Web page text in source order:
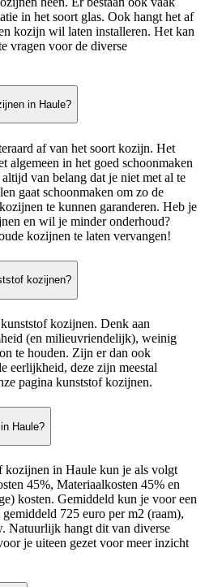
in het soort glas. Ook hangt het af
kozijn wil laten installeren. Het kan
vragen voor de diverse
in Haule?
af van het soort kozijn. Het
algemeen in het goed schoonmaken
van belang dat je niet met al te
gaat schoonmaken om zo de
te kunnen garanderen. Heb je
en wil je minder onderhoud?
kozijnen te laten vervangen!
kozijnen?
kozijnen. Denk aan
(en milieuvriendelijk), weinig
te houden. Zijn er dan ook
eerlijkheid, deze zijn meestal
pagina kunststof kozijnen.
Haule?
kozijnen in Haule kun je als volgt
45%, Materiaalkosten 45% en
kosten. Gemiddeld kun je voor een
725 euro per m2 (raam),
Natuurlijk hangt dit van diverse
je uiteen gezet voor meer inzicht